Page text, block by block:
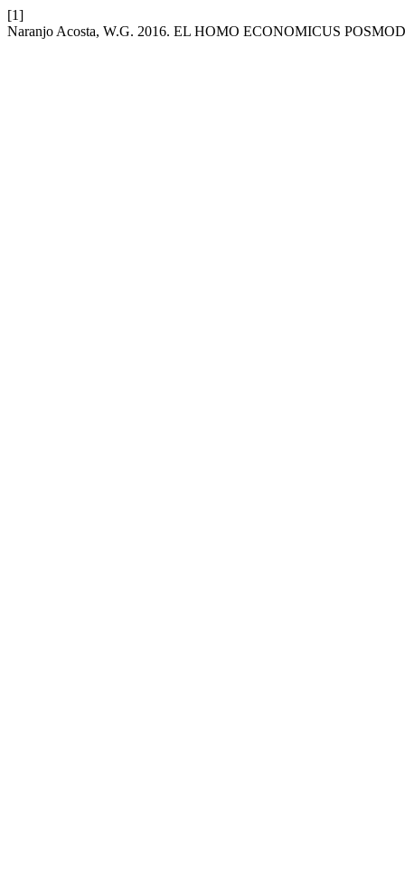
[1]
Naranjo Acosta, W.G. 2016. EL HOMO ECONOMICUS